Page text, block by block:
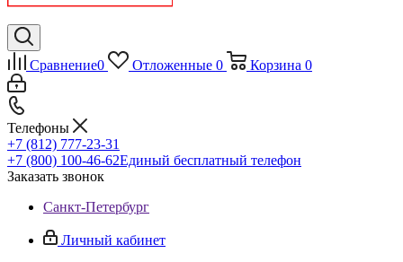
Сравнение0 Отложенные 0 Корзина 0
Телефоны
+7 (812) 777-23-31
+7 (800) 100-46-62Единый бесплатный телефон
Заказать звонок
Санкт-Петербург
Личный кабинет